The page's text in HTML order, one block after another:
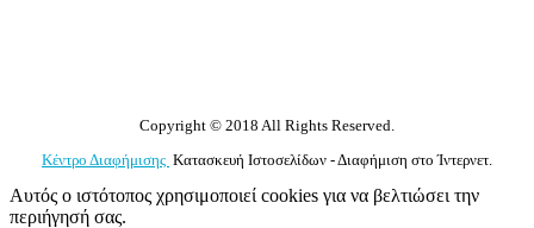
Copyright © 2018 All Rights Reserved.
Κέντρο Διαφήμισης Κατασκευή Ιστοσελίδων - Διαφήμιση στο Ίντερνετ.
Αυτός ο ιστότοπος χρησιμοποιεί cookies για να βελτιώσει την
περιήγησή σας.